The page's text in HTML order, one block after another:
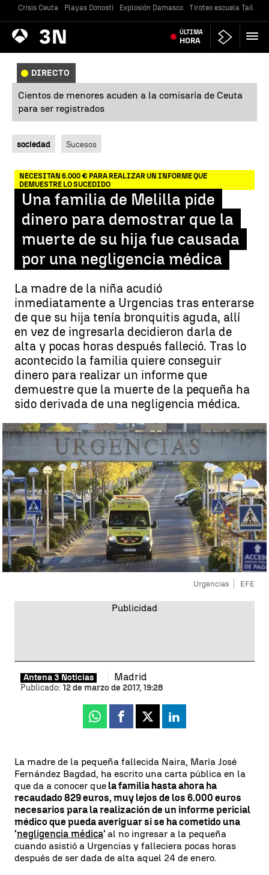
Crisis Ceuta Playas Donosti Explosión Damasco Tiroteo escuela
Antena
3 Noticias ÚLTIMA
HORA
DIRECTO
Cientos de menores acuden a la comisaría de Ceuta
para ser registrados
sociedad Sucesos
NECESITAN 6.000 € PARA REALIZAR UN INFORME QUE
DEMUESTRE LO SUCEDIDO
Una familia de Melilla pide
dinero para demostrar que la
muerte de su hija fue causada
por una negligencia médica
La madre de la niña acudió
inmediatamente a Urgencias tras enterarse
de que su hija tenía bronquitis aguda, allí
en vez de ingresarla decidieron darla de
alta y pocas horas después falleció. Tras lo
acontecido la familia quiere conseguir
dinero para realizar un informe que
demuestre que la muerte de la pequeña ha
sido derivada de una negligencia médica.
Urgencias EFE
Antena 3 Noticias Madrid
Publicado: 12 de marzo de 2017, 19:28
Whatsapp
Facebook
X Linkedin
La madre de la pequeña fallecida Naira, María José
Fernández Bagdad, ha escrito una carta pública en la
que da a conocer que la familia hasta ahora ha
recaudado 829 euros, muy lejos de los 6.000 euros
necesarios para la realización de un informe pericial
médico que pueda averiguar si se ha cometido una
'negligencia médica' al no ingresar a la pequeña
cuando asistió a Urgencias y falleciera pocas horas
después de ser dada de alta aquel 24 de enero.